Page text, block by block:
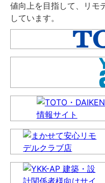
値向上を目指して、リモ
しています。